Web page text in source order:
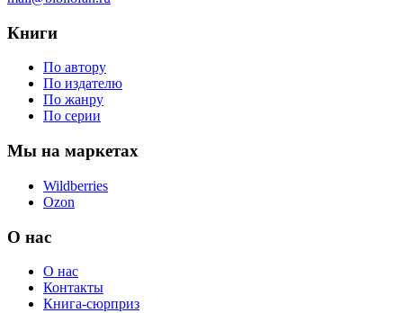
Книги
По автору
По издателю
По жанру
По серии
Мы на маркетах
Wildberries
Ozon
О нас
О нас
Контакты
Книга-сюрприз